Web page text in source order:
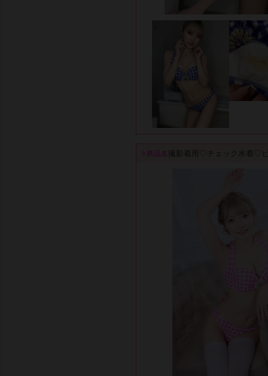
商品名 撮影着用♡チェック水着♡